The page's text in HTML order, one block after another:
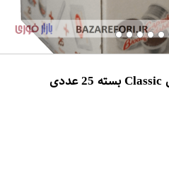
کیت کپسول قهوه اسپرسو مدل Classic بسته 25 عددی